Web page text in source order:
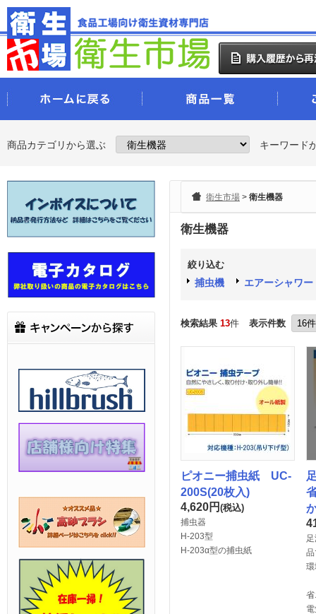
商品カテゴリから選ぶ キーワード
衛生市場 > 衛生機器
衛生機器
絞り込む
捕虫機 エアーシャワー
検索結果 13件 表示件数
ピオニー捕虫紙 UC-
200S(20枚入)
4,620円 (税込)
捕虫器
H-203型
H-203α型の捕虫紙
品
環
省